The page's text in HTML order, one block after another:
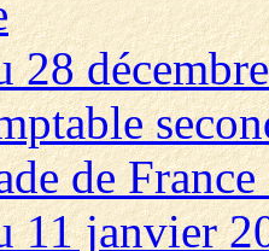
28
de
11 janvier